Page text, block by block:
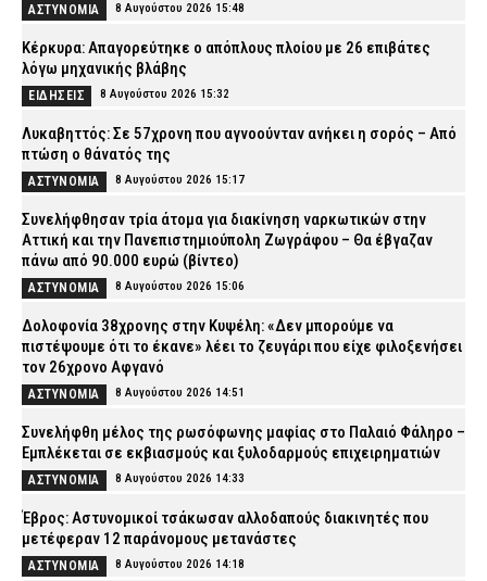
ΑΣΤΥΝΟΜΙΑ 8 Αυγούστου 2026 15:48
Κέρκυρα: Απαγορεύτηκε ο απόπλους πλοίου με 26 επιβάτες
λόγω μηχανικής βλάβης
ΕΙΔΗΣΕΙΣ 8 Αυγούστου 2026 15:32
Λυκαβηττός: Σε 57χρονη που αγνοούνταν ανήκει η σορός – Από
πτώση ο θάνατός της
ΑΣΤΥΝΟΜΙΑ 8 Αυγούστου 2026 15:17
Συνελήφθησαν τρία άτομα για διακίνηση ναρκωτικών στην
Αττική και την Πανεπιστημιούπολη Ζωγράφου – Θα έβγαζαν
πάνω από 90.000 ευρώ (βίντεο)
ΑΣΤΥΝΟΜΙΑ 8 Αυγούστου 2026 15:06
Δολοφονία 38χρονης στην Κυψέλη: «Δεν μπορούμε να
πιστέψουμε ότι το έκανε» λέει το ζευγάρι που είχε φιλοξενήσει
τον 26χρονο Αφγανό
ΑΣΤΥΝΟΜΙΑ 8 Αυγούστου 2026 14:51
Συνελήφθη μέλος της ρωσόφωνης μαφίας στο Παλαιό Φάληρο –
Εμπλέκεται σε εκβιασμούς και ξυλοδαρμούς επιχειρηματιών
ΑΣΤΥΝΟΜΙΑ 8 Αυγούστου 2026 14:33
Έβρος: Αστυνομικοί τσάκωσαν αλλοδαπούς διακινητές που
μετέφεραν 12 παράνομους μετανάστες
ΑΣΤΥΝΟΜΙΑ 8 Αυγούστου 2026 14:18